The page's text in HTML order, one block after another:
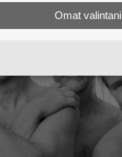
Omat valintani